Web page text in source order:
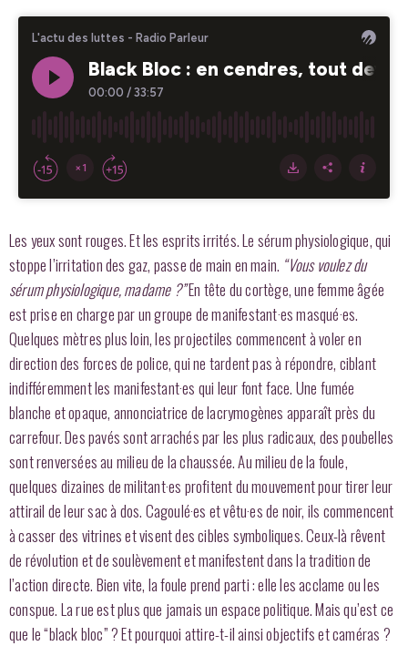
Les yeux sont rouges. Et les esprits irrités. Le sérum physiologique, qui
stoppe l’irritation des gaz, passe de main en main. “Vous voulez du
sérum physiologique, madame ?”En tête du cortège, une femme âgée
est prise en charge par un groupe de manifestant·es masqué·es.
Quelques mètres plus loin, les projectiles commencent à voler en
direction des forces de police, qui ne tardent pas à répondre, ciblant
indifféremment les manifestant·es qui leur font face. Une fumée
blanche et opaque, annonciatrice de lacrymogènes apparaît près du
carrefour. Des pavés sont arrachés par les plus radicaux, des poubelles
sont renversées au milieu de la chaussée. Au milieu de la foule,
quelques dizaines de militant·es profitent du mouvement pour tirer leur
attirail de leur sac à dos. Cagoulé·es et vêtu·es de noir, ils commencent
à casser des vitrines et visent des cibles symboliques. Ceux-là rêvent
de révolution et de soulèvement et manifestent dans la tradition de
l’action directe. Bien vite, la foule prend parti : elle les acclame ou les
conspue. La rue est plus que jamais un espace politique. Mais qu’est ce
que le “black bloc” ? Et pourquoi attire-t-il ainsi objectifs et caméras ?